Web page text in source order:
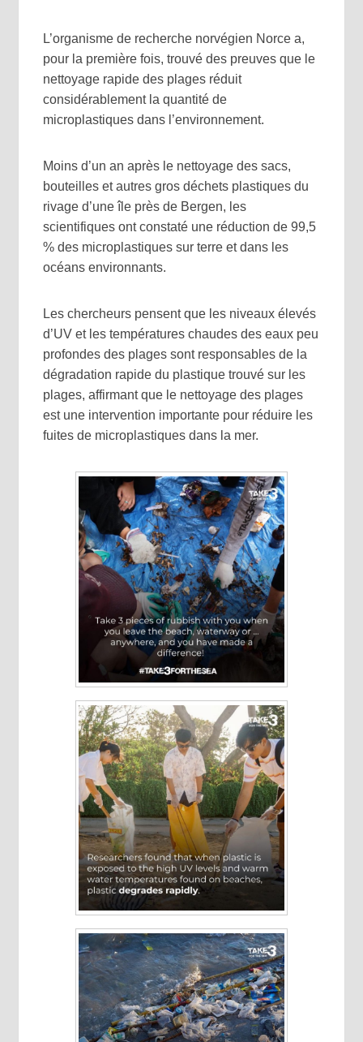
L’organisme de recherche norvégien Norce a,
pour la première fois, trouvé des preuves que le
nettoyage rapide des plages réduit
considérablement la quantité de
microplastiques dans l’environnement.
Moins d’un an après le nettoyage des sacs,
bouteilles et autres gros déchets plastiques du
rivage d’une île près de Bergen, les
scientifiques ont constaté une réduction de 99,5
% des microplastiques sur terre et dans les
océans environnants.
Leschercheurs pensent que les niveaux élevés
d’UV et les températures chaudes des eaux peu
profondes des plages sont responsables de la
dégradation rapide du plastique trouvé sur les
plages, affirmant que le nettoyage des plages
est une intervention importante pour réduire les
fuites de microplastiques dans la mer.